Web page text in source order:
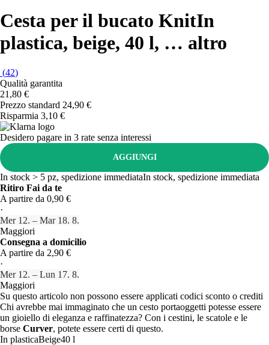
Cesta per il bucato KnitIn
plastica, beige, 40 l, … altro
(42)
Qualità garantita
21,80 €
Prezzo standard 24,90 €
Risparmia 3,10 €
Desidero pagare in 3 rate senza interessi
AGGIUNGI
In stock > 5 pz, spedizione immediataIn stock, spedizione immediata
Ritiro Fai da te
A partire da 0,90 €
·
Mer 12. – Mar 18. 8.
Maggiori
Consegna a domicilio
A partire da 2,90 €
·
Mer 12. – Lun 17. 8.
Maggiori
Su questo articolo non possono essere applicati codici sconto o crediti
Chi avrebbe mai immaginato che un cesto portaoggetti potesse essere
un gioiello di eleganza e raffinatezza? Con i cestini, le scatole e le
borse Curver, potete essere certi di questo.
In plasticaBeige40 l